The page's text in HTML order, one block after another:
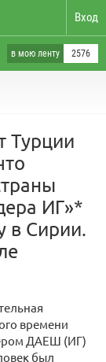
Вход
в мою ленту 2576
Турции
ИГ»*
в Сирии.
времени
ДАЕШ (ИГ)
был